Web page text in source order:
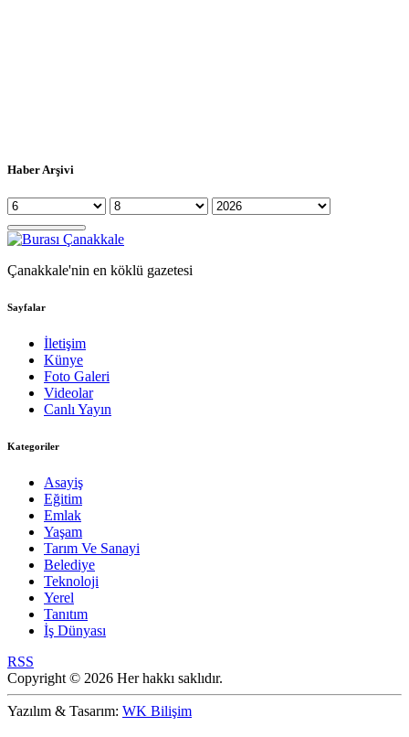
Haber Arşivi
Çanakkale'nin en köklü gazetesi
Sayfalar
İletişim
Künye
Foto Galeri
Videolar
Canlı Yayın
Kategoriler
Asayiş
Eğitim
Emlak
Yaşam
Tarım Ve Sanayi
Belediye
Teknoloji
Yerel
Tanıtım
İş Dünyası
RSS
Copyright © 2026 Her hakkı saklıdır.
Yazılım & Tasarım: WK Bilişim